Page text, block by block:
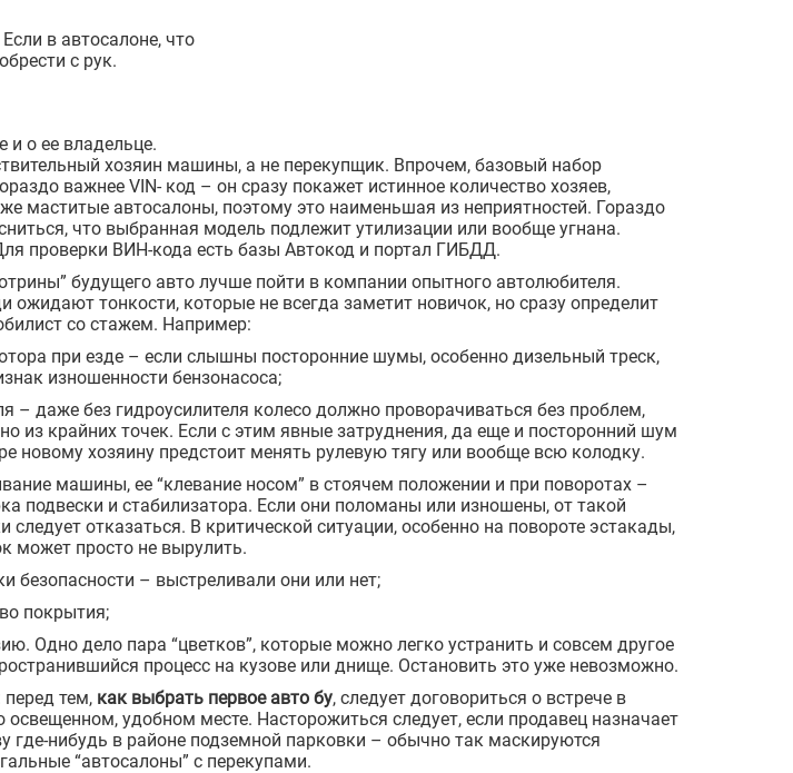
в автосалоне, что
с рук.
и о ее владельце.
хозяин машины, а не перекупщик. Впрочем, базовый набор
важнее VIN- код – он сразу покажет истинное количество хозяев,
маститые автосалоны, поэтому это наименьшая из неприятностей. Гораздо
что выбранная модель подлежит утилизации или вообще угнана.
проверки ВИН-кода есть базы Автокод и портал ГИБДД.
будущего авто лучше пойти в компании опытного автолюбителя.
ожидают тонкости, которые не всегда заметит новичок, но сразу определит
со стажем. Например:
при езде – если слышны посторонние шумы, особенно дизельный треск,
изношенности бензонасоса;
– даже без гидроусилителя колесо должно проворачиваться без проблем,
из крайних точек. Если с этим явные затруднения, да еще и посторонний шум
новому хозяину предстоит менять рулевую тягу или вообще всю колодку.
машины, ее “клевание носом” в стоячем положении и при поворотах –
подвески и стабилизатора. Если они поломаны или изношены, от такой
следует отказаться. В критической ситуации, особенно на повороте эстакады,
может просто не вырулить.
безопасности – выстреливали они или нет;
покрытия;
Одно дело пара “цветков”, которые можно легко устранить и совсем другое
процесс на кузове или днище. Остановить это уже невозможно.
тем, как выбрать первое авто бу, следует договориться о встрече в
освещенном, удобном месте. Насторожиться следует, если продавец назначает
где-нибудь в районе подземной парковки – обычно так маскируются
“автосалоны” с перекупами.